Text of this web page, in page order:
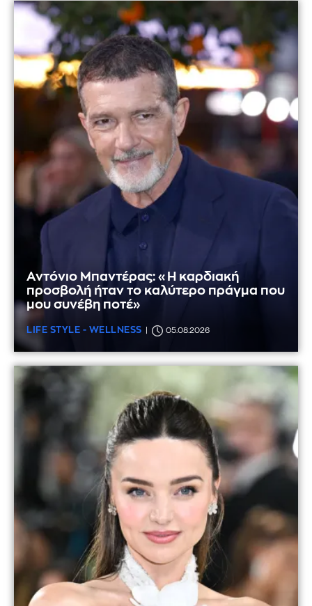
Αντόνιο Μπαντέρας: «Η καρδιακή
προσβολή ήταν το καλύτερο πράγμα που
μου συνέβη ποτέ»
LIFE STYLE - WELLNESS 05.08.2026